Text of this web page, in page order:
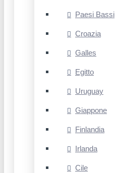
Paesi Bassi
Croazia
Galles
Egitto
Uruguay
Giappone
Finlandia
Irlanda
Cile